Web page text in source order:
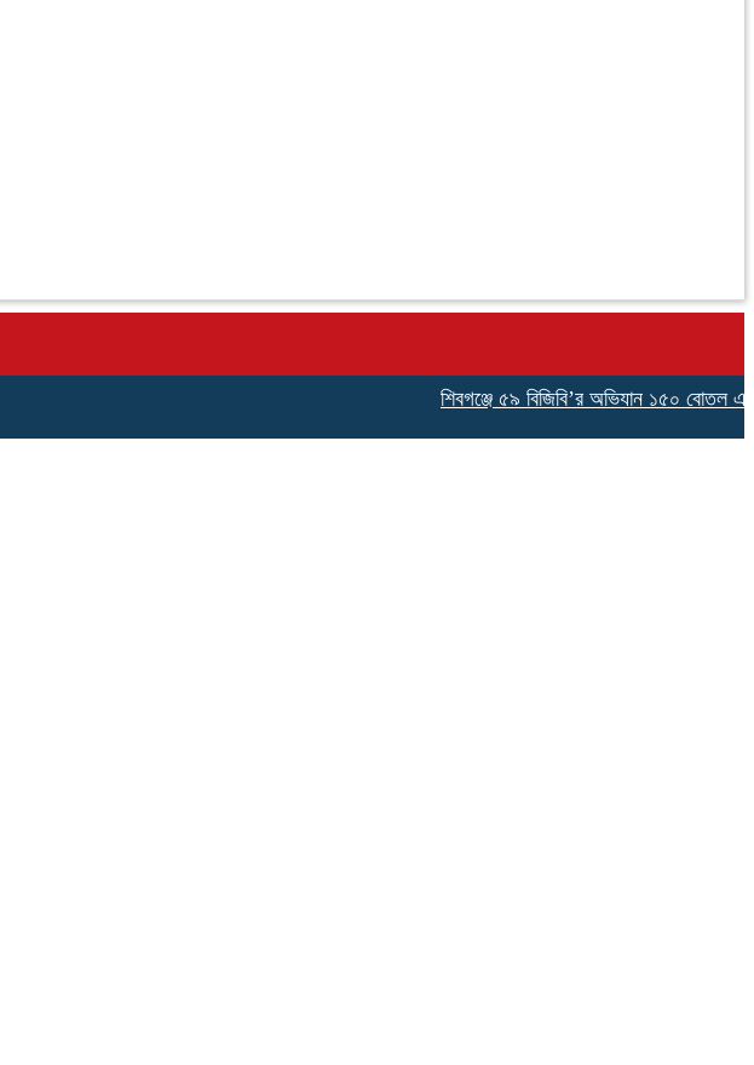
শিবগঞ্জে ৫৯ বিজিবি’র অভিযান ১৫০ বোতল এসকাফ